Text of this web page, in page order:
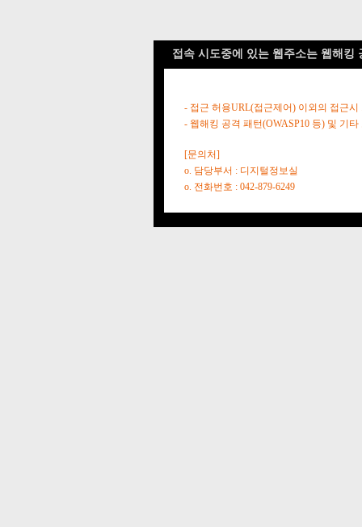
접속 시도중에 있는 웹주소는 웹해킹
- 접근 허용URL(접근제어) 이외의 접근시
- 웹해킹 공격 패턴(OWASP10 등) 및 기
[문의처]
o. 담당부서 : 디지털정보실
o. 전화번호 : 042-879-6249